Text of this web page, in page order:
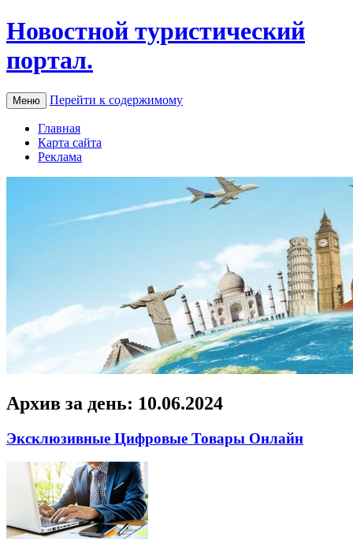
Новостной туристический
портал.
Меню Перейти к содержимому
Главная
Карта сайта
Реклама
Архив за день: 10.06.2024
Эксклюзивные Цифровые Товары Онлайн